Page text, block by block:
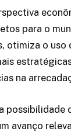
para o
otimiza o uso
na
avanço